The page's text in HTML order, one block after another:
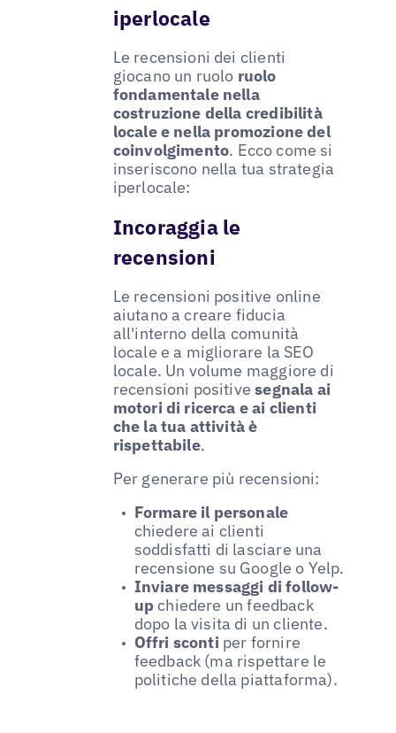
iperlocale
Le recensioni dei clienti
giocano un ruolo ruolo
fondamentale nella
costruzione della credibilità
locale e nella promozione del
coinvolgimento. Ecco come si
inseriscono nella tua strategia
iperlocale:
Incoraggia le
recensioni
Le recensioni positive online
aiutano a creare fiducia
all'interno della comunità
locale e a migliorare la SEO
locale. Un volume maggiore di
recensioni positive segnala ai
motori di ricerca e ai clienti
che la tua attività è
rispettabile.
Per generare più recensioni:
Formare il personale
chiedere ai clienti
soddisfatti di lasciare una
recensione su Google o Yelp.
Inviare messaggi di follow-
upchiedere un feedback
dopo la visita di un cliente.
Offri sconti per fornire
feedback (ma rispettare le
politiche della piattaforma).